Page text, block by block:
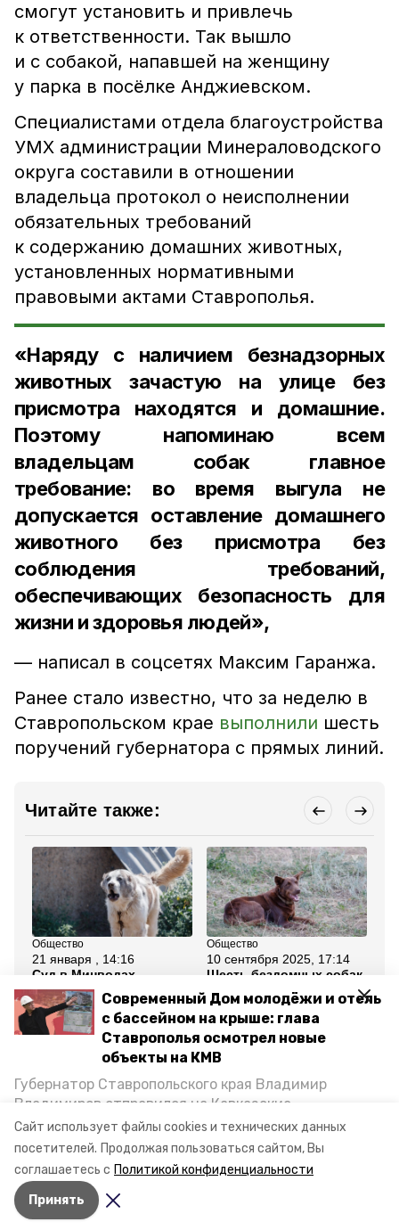
Сайт использует файлы cookies и технических данных
посетителей. Продолжая пользоваться сайтом, Вы
соглашаетесь с Политикой конфиденциальности
Принять
Современный Дом молодёжи и отель
с бассейном на крыше: глава
Ставрополья осмотрел новые
объекты на КМВ
Губернатор Ставропольского края Владимир
Владимиров отправился на Кавказские
Минеральные Воды, чтобы проинспектировать
строительство объектов в Кисловодске и
Минводах, а также выслушать предложения о
постройке новых точек притяжения для местных
жителей. Подробнее — в материале «Победы26».
смогут установить и привлечь
к ответственности. Так вышло
и с собакой, напавшей на женщину
у парка в посёлке Анджиевском.
Специалистами отдела благоустройства
УМХ администрации Минераловодского
округа составили в отношении
владельца протокол о неисполнении
обязательных требований
к содержанию домашних животных,
установленных нормативными
правовыми актами Ставрополья.
«Наряду с наличием безнадзорных
животных зачастую на улице без
присмотра находятся и домашние.
Поэтому напоминаю всем
владельцам собак главное
требование: во время выгула не
допускается оставление домашнего
животного без присмотра без
соблюдения требований,
обеспечивающих безопасность для
жизни и здоровья людей»,
— написал в соцсетях Максим Гаранжа.
Ранее стало известно, что за неделю в
Ставропольском крае выполнили шесть
поручений губернатора с прямых линий.
Читайте также:
Общество
21 января , 14:16
Суд в Минводах
взыскал с
муниципалитета 30 тыс.
рублей за укус собаки
Общество
10 сентября 2025, 17:14
Шесть бездомных собак
Все новости
служба отлова самовыгул
Авторы: Елизавета Боброва